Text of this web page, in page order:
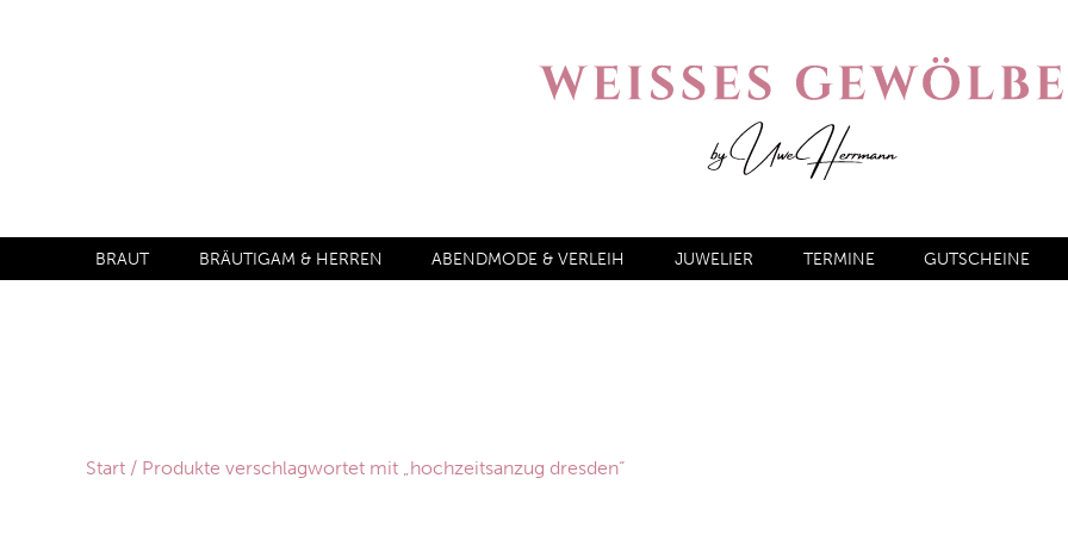
BRAUT BRÄUTIGAM & HERREN ABENDMODE & VERLEIH JUWELIER TERMINE GUTSCHEINE
Start / Produkte verschlagwortet mit „hochzeitsanzug dresden“